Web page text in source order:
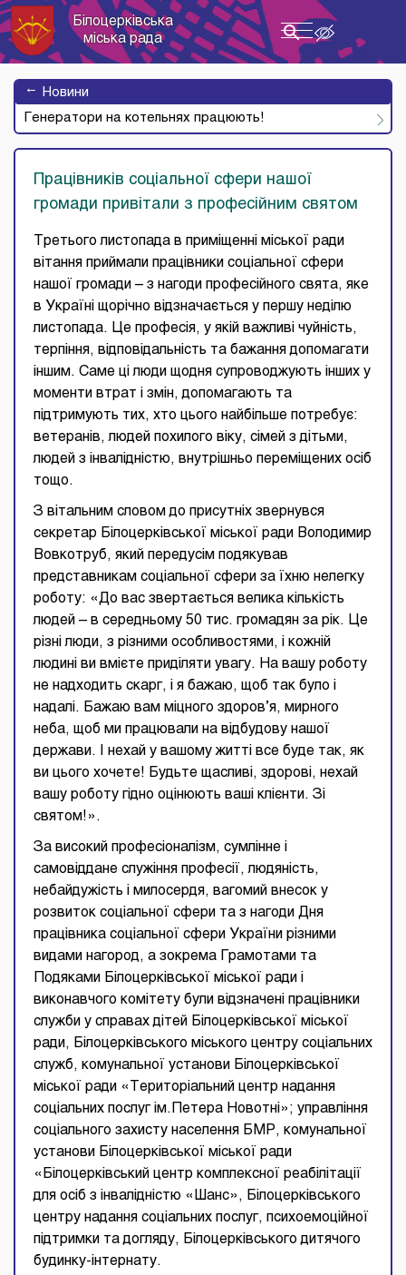
Toggle
navigation
Білоцерківська
міська рада
→
Новини
Генератори на котельнях працюють!
Працівників соціальної сфери нашої
громади привітали з професійним святом
Третього листопада в приміщенні міської ради
вітання приймали працівники соціальної сфери
нашої громади – з нагоди професійного свята, яке
в Україні щорічно відзначається у першу неділю
листопада. Це професія, у якій важливі чуйність,
терпіння, відповідальність та бажання допомагати
іншим. Саме ці люди щодня супроводжують інших у
моменти втрат і змін, допомагають та
підтримують тих, хто цього найбільше потребує:
ветеранів, людей похилого віку, сімей з дітьми,
людей з інвалідністю, внутрішньо переміщених осіб
тощо.
З вітальним словом до присутніх звернувся
секретар Білоцерківської міської ради Володимир
Вовкотруб, який передусім подякував
представникам соціальної сфери за їхню нелегку
роботу: «До вас звертається велика кількість
людей – в середньому 50 тис. громадян за рік. Це
різні люди, з різними особливостями, і кожній
людині ви вмієте приділяти увагу. На вашу роботу
не надходить скарг, і я бажаю, щоб так було і
надалі. Бажаю вам міцного здоров’я, мирного
неба, щоб ми працювали на відбудову нашої
держави. І нехай у вашому житті все буде так, як
ви цього хочете! Будьте щасливі, здорові, нехай
вашу роботу гідно оцінюють ваші клієнти. Зі
святом!».
За високий професіоналізм, сумлінне і
самовіддане служіння професії, людяність,
небайдужість і милосердя, вагомий внесок у
розвиток соціальної сфери та з нагоди Дня
працівника соціальної сфери України різними
видами нагород, а зокрема Грамотами та
Подяками Білоцерківської міської ради і
виконавчого комітету були відзначені працівники
служби у справах дітей Білоцерківської міської
ради, Білоцерківського міського центру соціальних
служб, комунальної установи Білоцерківської
міської ради «Територіальний центр надання
соціальних послуг ім.Петера Новотні»; управління
соціального захисту населення БМР, комунальної
установи Білоцерківської міської ради
«Білоцерківський центр комплексної реабілітації
для осіб з інвалідністю «Шанс», Білоцерківського
центру надання соціальних послуг, психоемоційної
підтримки та догляду, Білоцерківського дитячого
будинку-інтернату.